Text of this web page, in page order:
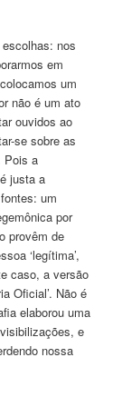
nos
em
um
não é um ato
ouvidos ao
se sobre as
Pois a
justa a
um
por
provêm de
‘legítima’,
caso, a versão
Oficial’. Não é
elaborou uma
e
nossa